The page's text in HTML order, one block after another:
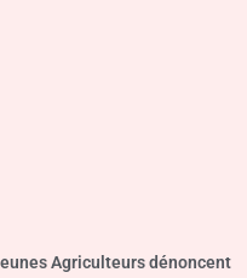
Agriculteurs dénoncent